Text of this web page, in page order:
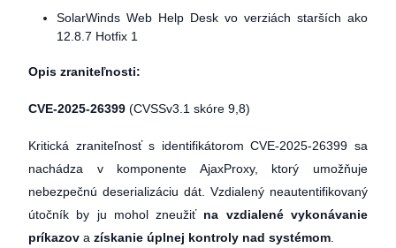
SolarWinds Web Help Desk vo verziách starších ako
12.8.7 Hotfix 1
Opis zraniteľnosti:
CVE-2025-26399 (CVSSv3.1 skóre 9,8)
Kritická zraniteľnosť s identifikátorom CVE-2025-26399 sa
nachádza v komponente AjaxProxy, ktorý umožňuje
nebezpečnú deserializáciu dát. Vzdialený neautentifikovaný
útočník by ju mohol zneužiť na vzdialené vykonávanie
príkazov a získanie úplnej kontroly nad systémom